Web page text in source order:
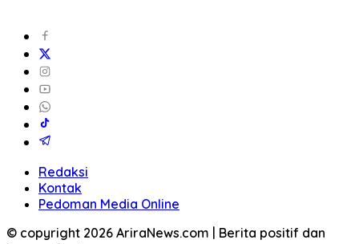
Redaksi
Kontak
Pedoman Media Online
© copyright 2026 AriraNews.com | Berita positif dan